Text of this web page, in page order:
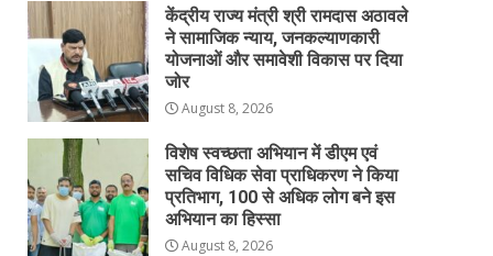
केंद्रीय राज्य मंत्री श्री रामदास अठावले
ने सामाजिक न्याय, जनकल्याणकारी
योजनाओं और समावेशी विकास पर दिया
जोर
August 8, 2026
विशेष स्वच्छता अभियान में डीएम एवं
सचिव विधिक सेवा प्राधिकरण ने किया
प्रतिभाग, 100 से अधिक लोग बने इस
अभियान का हिस्सा
August 8, 2026